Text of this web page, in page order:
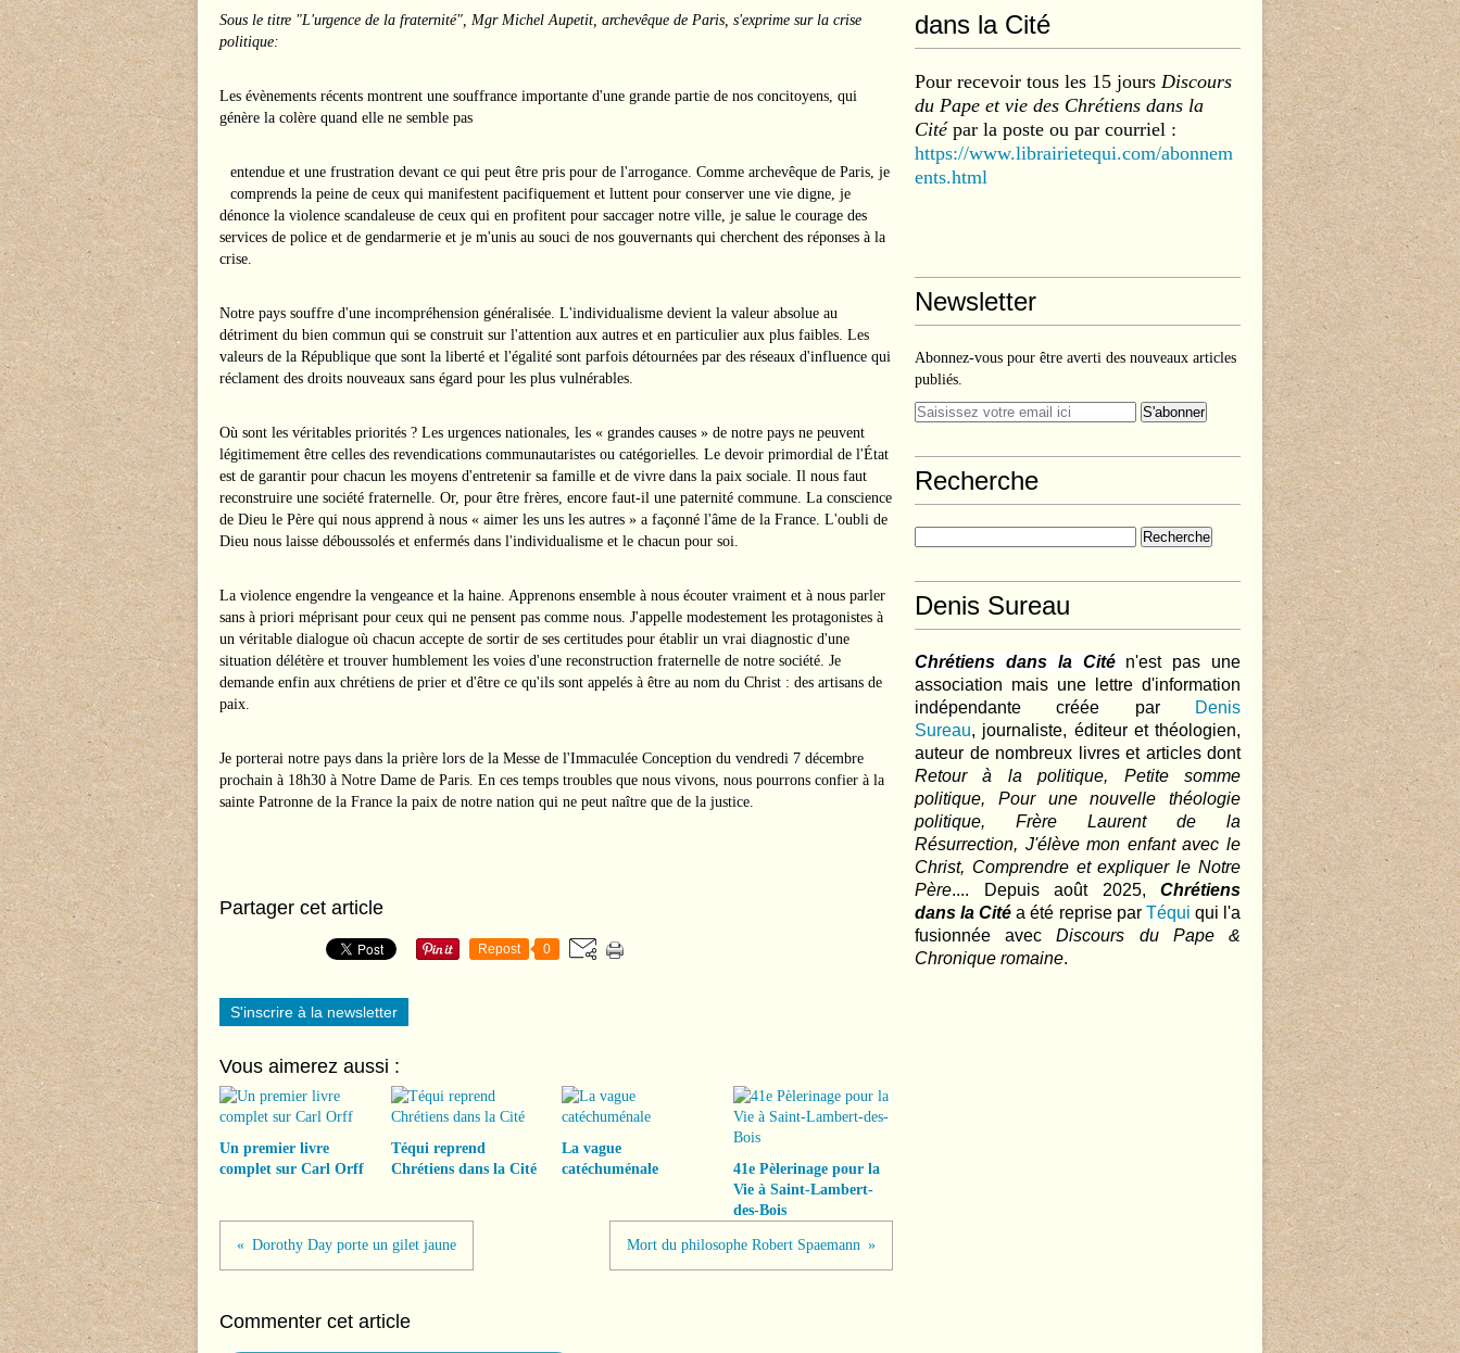
Sous le titre "L'urgence de la fraternité", Mgr Michel Aupetit, archevêque de Paris, s'exprime sur la crise
politique:
Les évènements récents montrent une souffrance importante d'une grande partie de nos concitoyens, qui
génère la colère quand elle ne semble pas
entendue et une frustration devant ce qui peut être pris pour de l'arrogance. Comme archevêque de Paris, je
comprends la peine de ceux qui manifestent pacifiquement et luttent pour conserver une vie digne, je
dénonce la violence scandaleuse de ceux qui en profitent pour saccager notre ville, je salue le courage des
services de police et de gendarmerie et je m'unis au souci de nos gouvernants qui cherchent des réponses à la
crise.
Notre pays souffre d'une incompréhension généralisée. L'individualisme devient la valeur absolue au
détriment du bien commun qui se construit sur l'attention aux autres et en particulier aux plus faibles. Les
valeurs de la République que sont la liberté et l'égalité sont parfois détournées par des réseaux d'influence qui
réclament des droits nouveaux sans égard pour les plus vulnérables.
Où sont les véritables priorités ? Les urgences nationales, les « grandes causes » de notre pays ne peuvent
légitimement être celles des revendications communautaristes ou catégorielles. Le devoir primordial de l'État
est de garantir pour chacun les moyens d'entretenir sa famille et de vivre dans la paix sociale. Il nous faut
reconstruire une société fraternelle. Or, pour être frères, encore faut-il une paternité commune. La conscience
de Dieu le Père qui nous apprend à nous « aimer les uns les autres » a façonné l'âme de la France. L'oubli de
Dieu nous laisse déboussolés et enfermés dans l'individualisme et le chacun pour soi.
La violence engendre la vengeance et la haine. Apprenons ensemble à nous écouter vraiment et à nous parler
sans à priori méprisant pour ceux qui ne pensent pas comme nous. J'appelle modestement les protagonistes à
un véritable dialogue où chacun accepte de sortir de ses certitudes pour établir un vrai diagnostic d'une
situation délétère et trouver humblement les voies d'une reconstruction fraternelle de notre société. Je
demande enfin aux chrétiens de prier et d'être ce qu'ils sont appelés à être au nom du Christ : des artisans de
paix.
Je porterai notre pays dans la prière lors de la Messe de l'Immaculée Conception du vendredi 7 décembre
prochain à 18h30 à Notre Dame de Paris. En ces temps troubles que nous vivons, nous pourrons confier à la
sainte Patronne de la France la paix de notre nation qui ne peut naître que de la justice.
Partager cet article
Repost 0
S'inscrire à la newsletter
Vous aimerez aussi :
Un premier livre
complet sur Carl Orff
Téqui reprend
Chrétiens dans la Cité
La vague
catéchuménale
41e Pèlerinage pour la
Vie à Saint-Lambert-
des-Bois
Dorothy Day porte un gilet jaune Mort du philosophe Robert Spaemann
Commenter cet article
dans la Cité
Pour recevoir tous les 15 jours Discours
du Pape et vie des Chrétiens dans la
Citépar la poste ou par courriel :
https://www.librairietequi.com/abonnem
ents.html
Newsletter
Abonnez-vous pour être averti des nouveaux articles
publiés.
Recherche
Denis Sureau
Chrétiens dans la Cité
n'est pas une
association mais une lettre d'information
indépendante créée par
Denis
Sureau, journaliste, éditeur et théologien,
auteur de nombreux livres et articles dont
Retour à la politique, Petite somme
politique, Pour une nouvelle théologie
politique, Frère Laurent de la
Résurrection, J'élève mon enfant avec le
Christ, Comprendre et expliquer le Notre
Père.... Depuis août 2025, Chrétiens
dans la Cité a été reprise par Téqui qui l'a
fusionnée avecDiscours du Pape &
Chronique romaine.